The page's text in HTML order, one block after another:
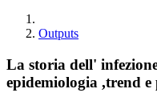
Outputs
La storia dell'
epidemiologia ,trend e